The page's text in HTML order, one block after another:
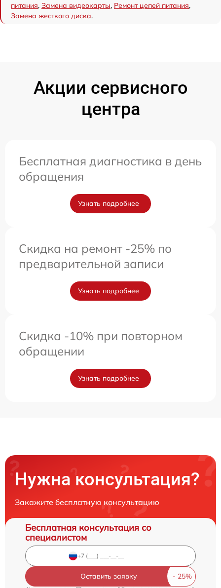
питания, Замена видеокарты, Ремонт цепей питания,
Замена жесткого диска.
Акции сервисного
центра
Бесплатная диагностика в день
обращения
Узнать подробнее
Скидка на ремонт -25% по
предварительной записи
Узнать подробнее
Скидка -10% при повторном
обращении
Узнать подробнее
Нужна консультация?
Закажите бесплатную консультацию
Бесплатная консультация со
специалистом
Оставить заявку